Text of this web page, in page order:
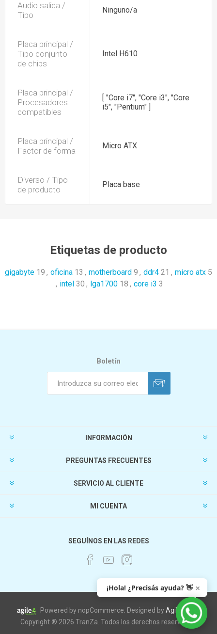
Audio salida /
Tipo
Ninguno/a
Placa principal /
Tipo conjunto
de chips
Intel H610
Placa principal /
Procesadores
compatibles
[ "Core i7", "Core i3", "Core
i5", "Pentium" ]
Placa principal /
Factor de forma
Micro ATX
Diverso / Tipo
de producto
Placa base
Etiquetas de producto
gigabyte 19 , oficina 13 , motherboard 9 , ddr4 21 , micro atx 5
, intel 30 , lga1700 18 , core i3 3
Boletín
INFORMACIÓN
PREGUNTAS FRECUENTES
SERVICIO AL CLIENTE
MI CUENTA
SEGUÍNOS EN LAS REDES
Powered by nopCommerce. Designed byAgileWorks
Copyright ® 2026 TranZa. Todos los derechos reservados.
¡Hola! ¿Precisás ayuda? 👋 ×